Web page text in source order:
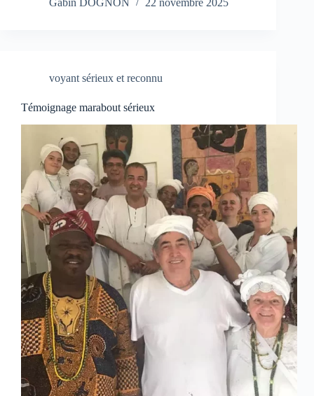
Gabin DOGNON 22 novembre 2025
voyant sérieux et reconnu
Témoignage marabout sérieux